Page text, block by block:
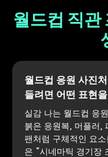
월드컵 직관
월드컵 응원 사진
들려면 어떤 표현
실감 나는 월드컵 응
붉은 응원복, 머플러,
팬처럼 구체적인 요
은 “시네마틱 경기장